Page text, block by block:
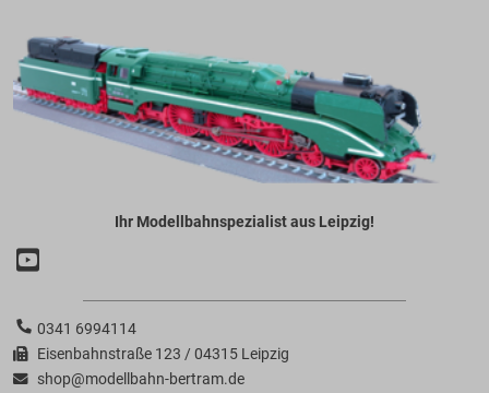
Ihr Modellbahnspezialist aus Leipzig!
0341 6994114
Eisenbahnstraße 123 / 04315 Leipzig
shop@modellbahn-bertram.de